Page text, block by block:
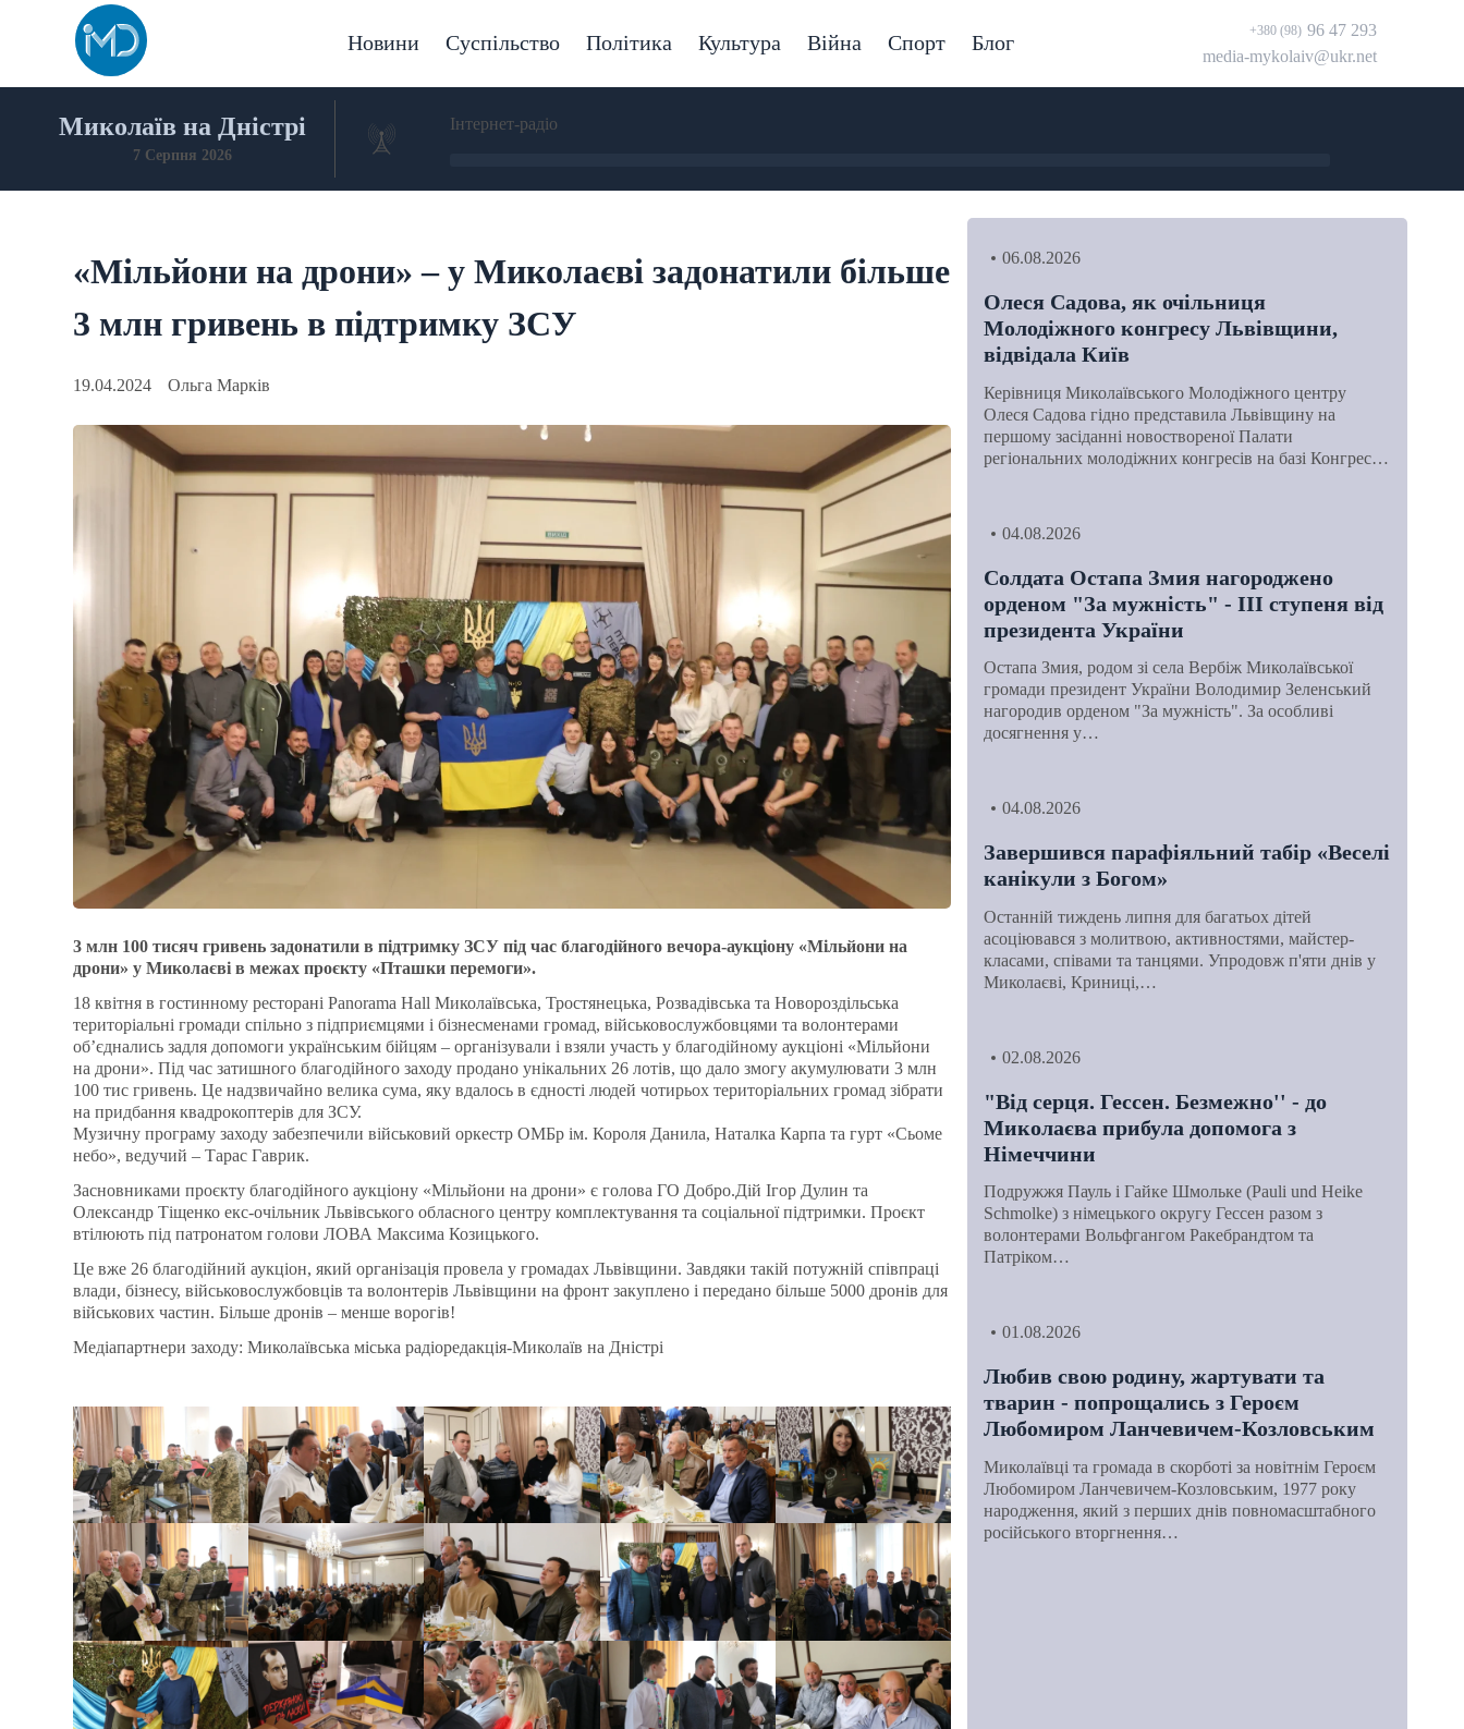
Новини Суспільство Політика Культура Війна Спорт Блог +380 (98) 96 47 293
media-mykolaiv@ukr.net
Миколаїв на Дністрі
7 Серпня 2026
Інтернет-радіо
«Мільйони на дрони» – у Миколаєві задонатили більше
3 млн гривень в підтримку ЗСУ
19.04.2024 Ольга Марків
3 млн 100 тисяч гривень задонатили в підтримку ЗСУ під час благодійного вечора-аукціону «Мільйони на
дрони» у Миколаєві в межах проєкту «Пташки перемоги».
18 квітня в гостинному ресторані Panorama Hall Миколаївська, Тростянецька, Розвадівська та Новороздільська
територіальні громади спільно з підприємцями і бізнесменами громад, військовослужбовцями та волонтерами
об’єднались задля допомоги українським бійцям – організували і взяли участь у благодійному аукціоні «Мільйони
на дрони». Під час затишного благодійного заходу продано унікальних 26 лотів, що дало змогу акумулювати 3 млн
100 тис гривень. Це надзвичайно велика сума, яку вдалось в єдності людей чотирьох територіальних громад зібрати
на придбання квадрокоптерів для ЗСУ.
Музичну програму заходу забезпечили військовий оркестр ОМБр ім. Короля Данила, Наталка Карпа та гурт «Сьоме
небо», ведучий – Тарас Гаврик.
Засновниками проєкту благодійного аукціону «Мільйони на дрони» є голова ГО Добро.Дій Ігор Дулин та
Олександр Тіщенко екс-очільник Львівського обласного центру комплектування та соціальної підтримки. Проєкт
втілюють під патронатом голови ЛОВА Максима Козицького.
Це вже 26 благодійний аукціон, який організація провела у громадах Львівщини. Завдяки такій потужній співпраці
влади, бізнесу, військовослужбовців та волонтерів Львівщини на фронт закуплено і передано більше 5000 дронів для
військових частин. Більше дронів – менше ворогів!
Медіапартнери заходу: Миколаївська міська радіоредакція-Миколаїв на Дністрі
06.08.2026
Олеся Садова, як очільниця
Молодіжного конгресу Львівщини,
відвідала Київ
Керівниця Миколаївського Молодіжного центру
Олеся Садова гідно представила Львівщину на
першому засіданні новоствореної Палати
регіональних молодіжних конгресів на базі Конгрес…
04.08.2026
Солдата Остапа Змия нагороджено
орденом "За мужність" - ІІІ ступеня від
президента України
Остапа Змия, родом зі села Вербіж Миколаївської
громади президент України Володимир Зеленський
нагородив орденом "За мужність". За особливі
досягнення у…
04.08.2026
Завершився парафіяльний табір «Веселі
канікули з Богом»
Останній тиждень липня для багатьох дітей
асоціювався з молитвою, активностями, майстер-
класами, співами та танцями. Упродовж п'яти днів у
Миколаєві, Криниці,…
02.08.2026
"Від серця. Гессен. Безмежно'' - до
Миколаєва прибула допомога з
Німеччини
Подружжя Пауль і Гайке Шмольке (Pauli und Heike
Schmolke) з німецького округу Гессен разом з
волонтерами Вольфгангом Ракебрандтом та
Патріком…
01.08.2026
Любив свою родину, жартувати та
тварин - попрощались з Героєм
Любомиром Ланчевичем-Козловським
Миколаївці та громада в скорботі за новітнім Героєм
Любомиром Ланчевичем-Козловським, 1977 року
народження, який з перших днів повномасштабного
російського вторгнення…